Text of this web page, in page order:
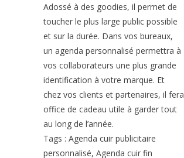
Adossé à des goodies, il permet de
toucher le plus large public possible
et sur la durée. Dans vos bureaux,
un agenda personnalisé permettra à
vos collaborateurs une plus grande
identification à votre marque. Et
chez vos clients et partenaires, il fera
office de cadeau utile à garder tout
au long de l’année.
Tags : Agenda cuir publicitaire
personnalisé, Agenda cuir fin